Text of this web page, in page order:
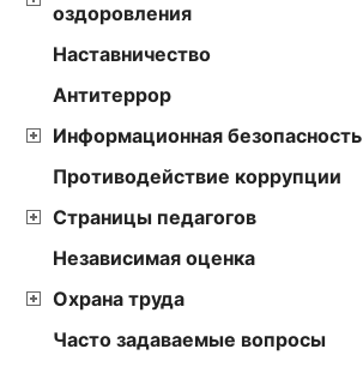
оздоровления
Наставничество
Антитеррор
Информационная безопасность
Противодействие коррупции
Страницы педагогов
Независимая оценка
Охрана труда
Часто задаваемые вопросы